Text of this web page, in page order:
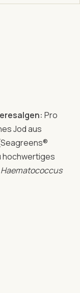
Pro
Jod aus
hochwertiges
Haematococcus